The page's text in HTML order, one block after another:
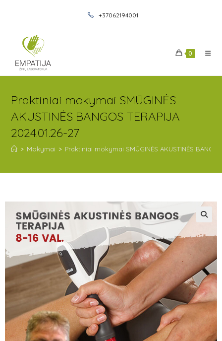
+37062194001
0
Praktiniai mokymai SMŪGINĖS
AKUSTINĖS BANGOS TERAPIJA
2024.01.26-27
> Mokymai > Praktiniai mokymai SMŪGINĖS AKUSTINĖS